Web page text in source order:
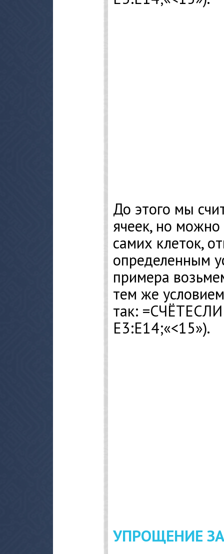
До этого мы
ячеек, но можно
самих клеток,
определенным
примера
тем же
так:
Е3:Е14;«<15»).
УПРОЩЕНИЕ